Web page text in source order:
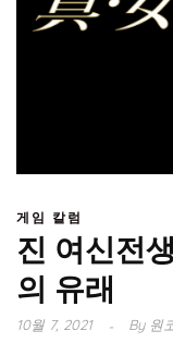
게임 칼럼
진 여신전
의 유래
10월 7, 2021 By원